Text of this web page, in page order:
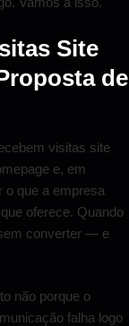
Site
de
visitas site
e, em
o que a empresa
oferece. Quando
converter — e
não porque o
falha logo